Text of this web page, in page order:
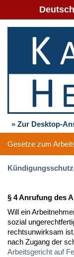
» Zur Desktop-
Gesetze zum
§ 4 Anrufung des
Will ein
sozial
rechtsunwirksam
nach Zugang der
Arbeitsgericht auf